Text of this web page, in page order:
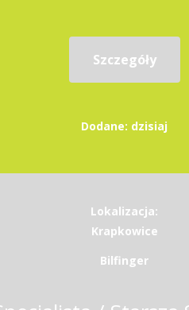
Szczegóły
Dodane: dzisiaj
Lokalizacja:
Krapkowice
Bilfinger